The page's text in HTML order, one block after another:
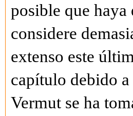
posible que haya
considere
extenso este
capítulo debido a
Vermut se ha